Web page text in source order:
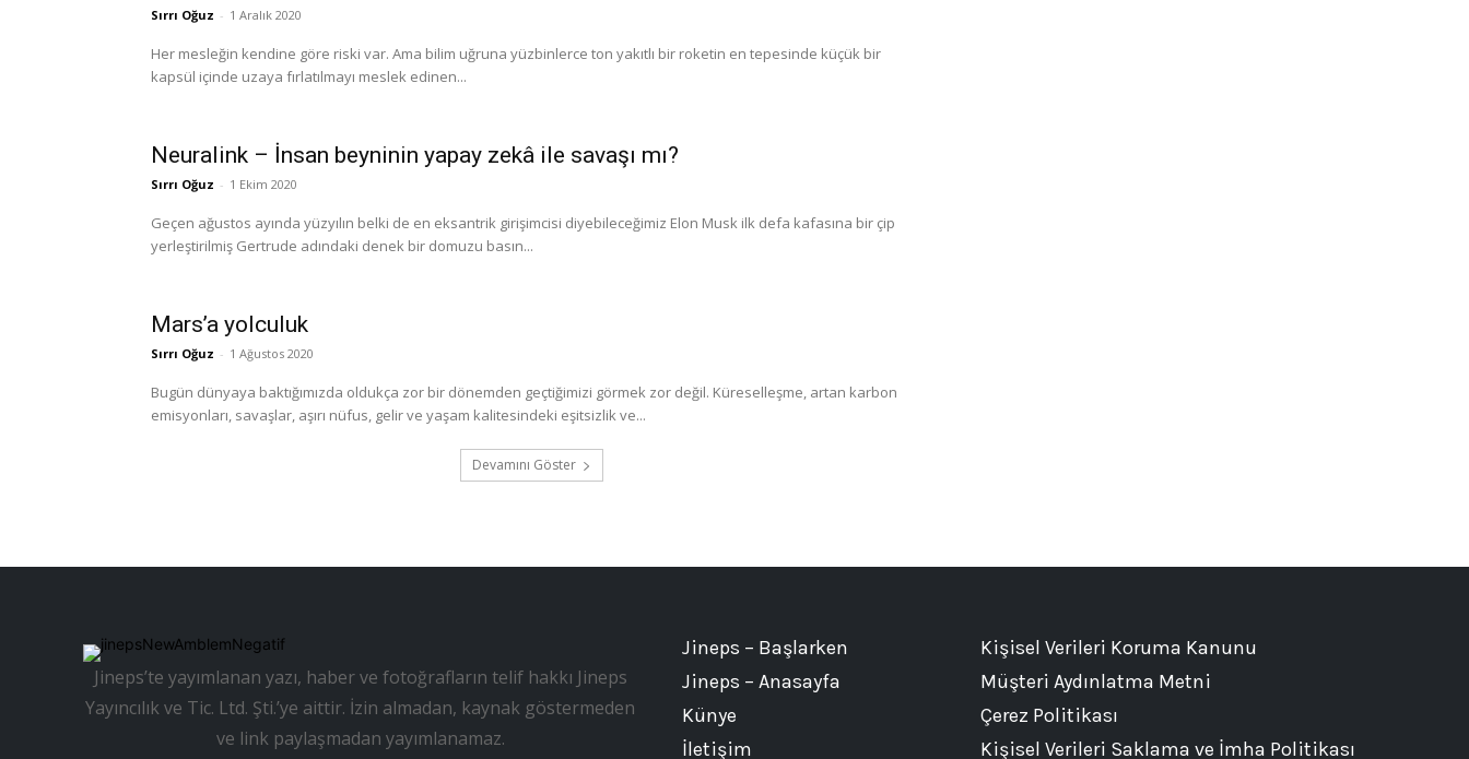
Sırrı Oğuz - 1 Aralık 2020
Her mesleğin kendine göre riski var. Ama bilim uğruna yüzbinlerce ton yakıtlı bir roketin en tepesinde küçük bir
kapsül içinde uzaya fırlatılmayı meslek edinen...
Neuralink – İnsan beyninin yapay zekâ ile savaşı mı?
Sırrı Oğuz - 1 Ekim 2020
Geçen ağustos ayında yüzyılın belki de en eksantrik girişimcisi diyebileceğimiz Elon Musk ilk defa kafasına bir çip
yerleştirilmiş Gertrude adındaki denek bir domuzu basın...
Mars’a yolculuk
Sırrı Oğuz - 1 Ağustos 2020
Bugün dünyaya baktığımızda oldukça zor bir dönemden geçtiğimizi görmek zor değil. Küreselleşme, artan karbon
emisyonları, savaşlar, aşırı nüfus, gelir ve yaşam kalitesindeki eşitsizlik ve...
Devamını Göster
Jineps’te yayımlanan yazı, haber ve fotoğrafların telif hakkı Jineps
Yayıncılık ve Tic. Ltd. Şti.’ye aittir. İzin almadan, kaynak göstermeden
ve link paylaşmadan yayımlanamaz.
Jineps – Başlarken
Jineps – Anasayfa
Künye
İletişim
Kişisel Verileri Koruma Kanunu
Müşteri Aydınlatma Metni
Çerez Politikası
Kişisel Verileri Saklama ve İmha Politikası